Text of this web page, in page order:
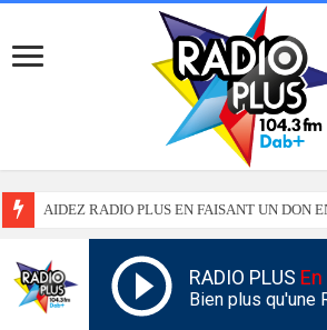
AIDEZ RADIO PLUS EN FAISANT UN DON
RADIO PLUS
Bien plus qu'une